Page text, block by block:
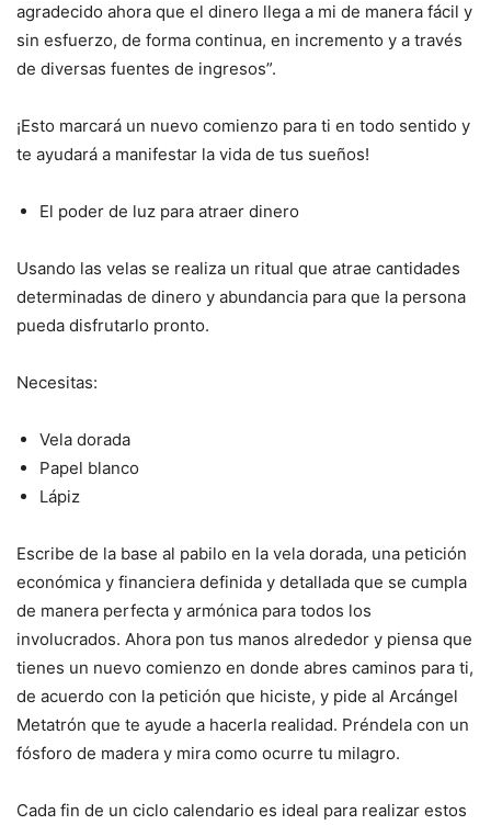
agradecido ahora que el dinero llega a mi de manera fácil y
sin esfuerzo, de forma continua, en incremento y a través
de diversas fuentes de ingresos”.
¡Esto marcará un nuevo comienzo para ti en todo sentido y
te ayudará a manifestar la vida de tus sueños!
El poder de luz para atraer dinero
Usando las velas se realiza un ritual que atrae cantidades
determinadas de dinero y abundancia para que la persona
pueda disfrutarlo pronto.
Necesitas:
Vela dorada
Papel blanco
Lápiz
Escribe de la base al pabilo en la vela dorada, una petición
económica y financiera definida y detallada que se cumpla
de manera perfecta y armónica para todos los
involucrados. Ahora pon tus manos alrededor y piensa que
tienes un nuevo comienzo en donde abres caminos para ti,
de acuerdo con la petición que hiciste, y pide al Arcángel
Metatrón que te ayude a hacerla realidad. Préndela con un
fósforo de madera y mira como ocurre tu milagro.
Cada fin de un ciclo calendario es ideal para realizar estos